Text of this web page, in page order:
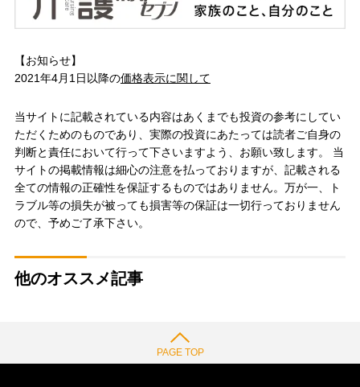
【お知らせ】
2021年4月1日以降の価格表示に関して
当サイトに記載されている内容はあくまでも投資の参考にしてい
ただくためのものであり、実際の投資にあたっては読者ご自身の
判断と責任において行って下さいますよう、お願い致します。 当
サイトの掲載情報は細心の注意を払っておりますが、記載される
全ての情報の正確性を保証するものではありません。万が一、ト
ラブル等の損失が被っても損害等の保証は一切行っておりません
ので、予めご了承下さい。
他のオススメ記事
PAGE TOP